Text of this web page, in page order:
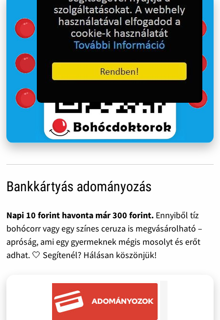
Bankkártyás adományozás
Napi 10 forint havonta már 300 forint.Ennyiből tíz
bohócorr vagy egy színes ceruza is megvásárolható –
apróság, ami egy gyermeknek mégis mosolyt és erőt
adhat. 🤍 Segítenél? Hálásan köszönjük!